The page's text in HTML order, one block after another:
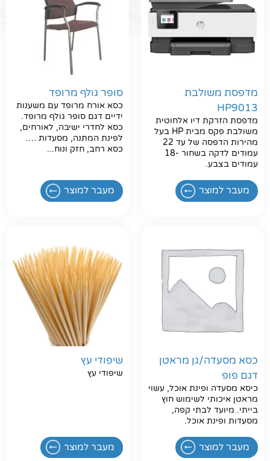
מדפסת משולבת
HP9013
מדפסת הזרקת דיו אלחוטית
משולבת פקס מבית HP בעל
מהירות הדפסה של עד 22
עמודים לדקה בשחור -18
עמודים בצבע.
מעבר למוצר
סופר גולף מרופד
כסא אורח מרופד עם משענות
ידיים דגם סופר גולף מרופד.
כסא לחדרי ישיבה, לאורחים,
לפינת המתנה, מסעדות ….
כסא רחב, חזק ונוח...
מעבר למוצר
כסא מסעדה/גן מראטן
דגם פופ
כיסא מסעדה ופינת אוכל, עשוי
מראטן איכותי לשימוש חוץ
בייתי. מיועד לבתי קפה,
מסעדות ופינת אוכל.
מעבר למוצר
שיפודי עץ
שיפודי עץ
מעבר למוצר